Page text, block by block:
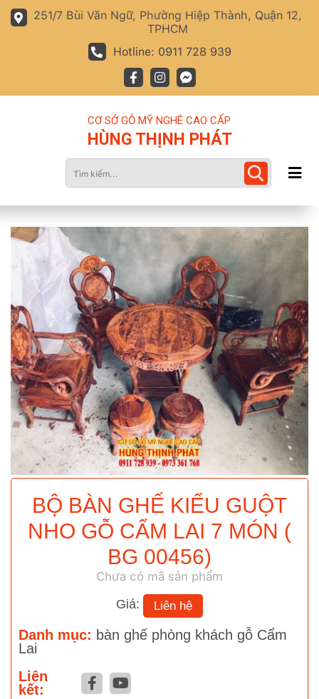
251/7 Bùi Văn Ngữ, Phường Hiệp Thành, Quận 12,
TPHCM
Hotline: 0911 728 939
CƠ SỞ GỖ MỸ NGHÊ CAO CẤP
HÙNG THỊNH PHÁT
BỘ BÀN GHẾ KIỂU GUỘT
NHO GỖ CẨM LAI 7 MÓN (
BG 00456)
Chưa có mã sản phẩm
Giá:
Liên hệ
Danh mục: bàn ghế phòng khách gỗ Cẩm
Lai
Liên
kết: